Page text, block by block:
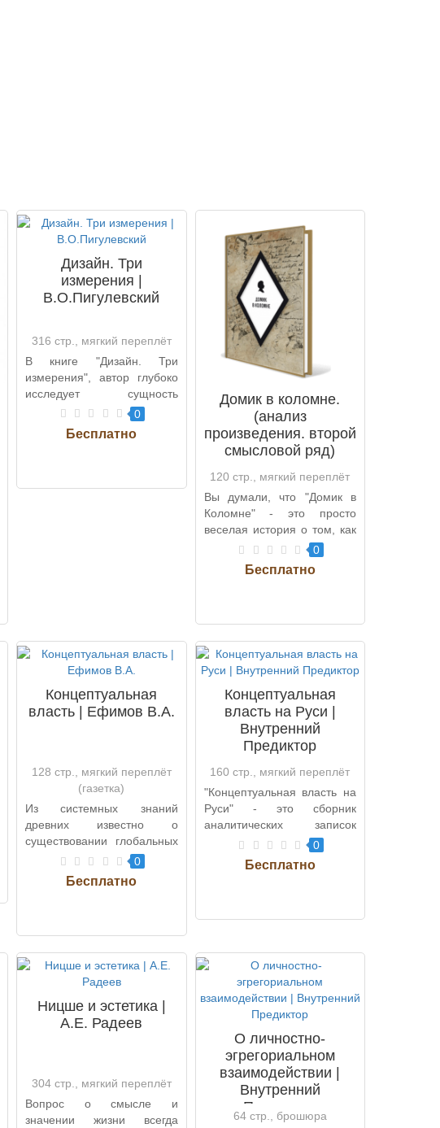
Дизайн. Три
измерения |
В.О.Пигулевский
316 стр., мягкий переплёт
В книге "Дизайн. Три
измерения", автор глубоко
исследует сущность
проектирования и
механизм функцион..
0
Домик в коломне.
(анализ
произведения. второй
смысловой ряд)
120 стр., мягкий переплёт
Вы думали, что "Домик в
Коломне" - это просто
веселая история о том, как
мужчина построил дом,
0
Концептуальная
власть | Ефимов В.А.
128 стр., мягкий переплёт
(газетка)
Из системных знаний
древних известно о
существовании глобальных
алгоритмов управления,
которые домин..
0
Концептуальная
власть на Руси |
Внутренний
Предиктор
160 стр., мягкий переплёт
"Концептуальная власть на
Руси" - это сборник
аналитических записок
Внутреннего Предиктора,
который ..
0
Ницше и эстетика |
А.Е. Радеев
304 стр., мягкий переплёт
Вопрос о смысле и
значении жизни всегда
О личностно-
эгрегориальном
взаимодействии |
Внутренний
Предиктор
64 стр., брошюра